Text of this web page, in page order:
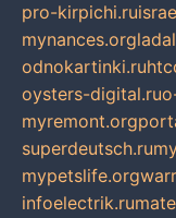
pro-kirpichi.ru
mynances.org
odnokartinki.ru
oysters-digital.ru
myremont.org
superdeutsch.ru
mypetslife.org
infoelectrik.ru